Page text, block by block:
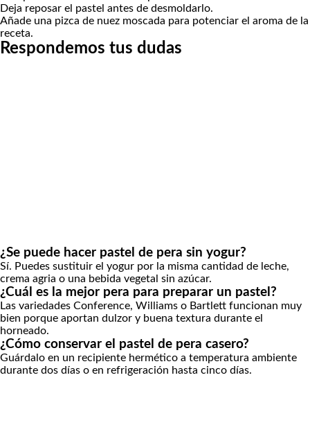
Deja reposar el pastel antes de desmoldarlo.
Añade una pizca de nuez moscada para potenciar el aroma de la
receta.
Respondemos tus dudas
¿Se puede hacer pastel de pera sin yogur?
Sí. Puedes sustituir el yogur por la misma cantidad de leche,
crema agria o una bebida vegetal sin azúcar.
¿Cuál es la mejor pera para preparar un pastel?
Las variedades Conference, Williams o Bartlett funcionan muy
bien porque aportan dulzor y buena textura durante el
horneado.
¿Cómo conservar el pastel de pera casero?
Guárdalo en un recipiente hermético a temperatura ambiente
durante dos días o en refrigeración hasta cinco días.